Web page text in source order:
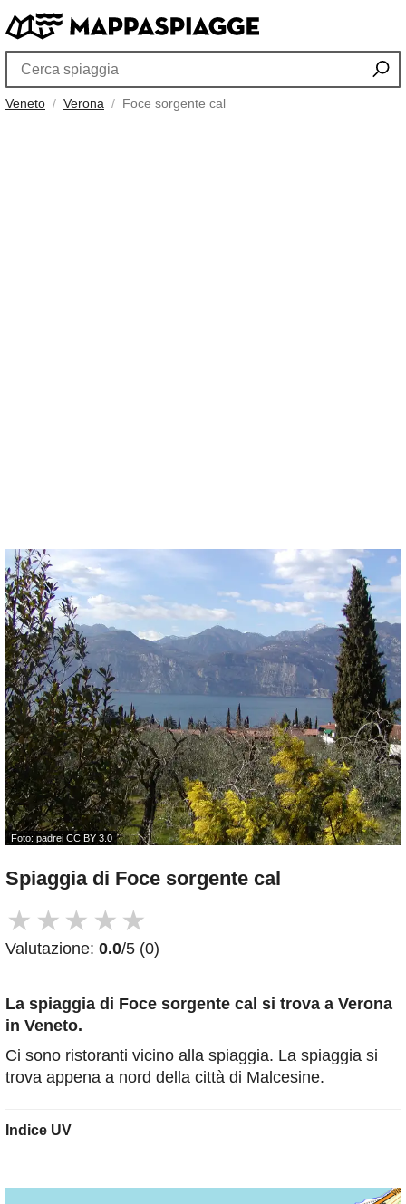
Veneto Verona Foce sorgente cal
Foto: padrei CC BY 3.0
Spiaggia di Foce sorgente cal
★ ★ ★ ★ ★
Valutazione: 0.0/5 (0)
La spiaggia di Foce sorgente cal si trova a Verona
in Veneto.
Ci sono ristoranti vicino alla spiaggia. La spiaggia si
trova appena a nord della città di Malcesine.
Indice UV